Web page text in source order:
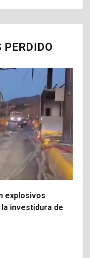
PERDIDO
explosivos
investidura de